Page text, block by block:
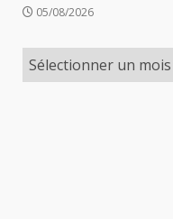
05/08/2026